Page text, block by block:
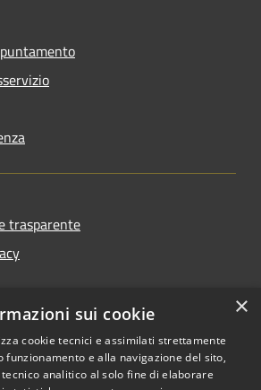
trasparente
×
sui cookie
cookie tecnici e assimilati strettamente
funzionamento e alla navigazione del sito,
analitico al solo fine di elaborare